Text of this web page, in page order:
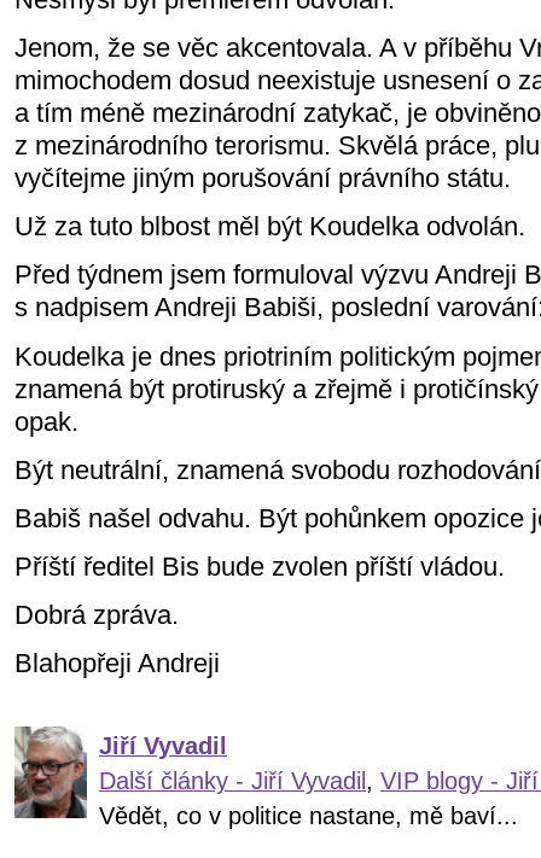
Jenom, že se věc akcentovala. A v příběhu
mimochodem dosud neexistuje usnesení o
a tím méně mezinárodní zatykač, je
z mezinárodního terorismu. Skvělá práce,
vyčítejme jiným porušování právního státu.
Už za tuto blbost měl být Koudelka odvolán.
Před týdnem jsem formuloval výzvu Andreji
s nadpisem Andreji Babiši, poslední
Koudelka je dnes priotriním politickým
znamená být protiruský a zřejmě i
opak.
Být neutrální, znamená svobodu
Babiš našel odvahu. Být pohůnkem opozice
Příští ředitel Bis bude zvolen příští vládou.
Dobrá zpráva.
Blahopřeji Andreji
Jiří Vyvadil
Další články - Jiří Vyvadil, VIP blogy -
Vědět, co v politice nastane, mě baví...